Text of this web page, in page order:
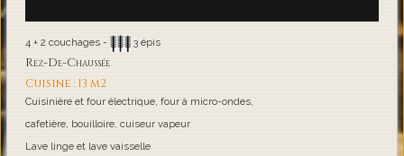
4 + 2 couchages - 3 épis
Rez-De-Chaussée
Cuisine : 13 m2
Cuisinière et four électrique, four à micro-ondes,
cafetière, bouilloire, cuiseur vapeur
Lave linge et lave vaisselle